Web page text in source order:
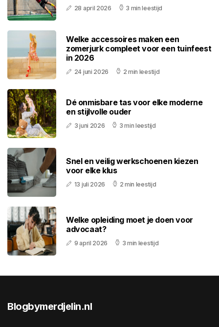
28 april 2026 3 min leestijd
Welke accessoires maken een
zomerjurk compleet voor een tuinfeest
in 2026
24 juni 2026 2 min leestijd
Dé onmisbare tas voor elke moderne
en stijlvolle ouder
3 juni 2026 3 min leestijd
Snel en veilig werkschoenen kiezen
voor elke klus
13 juli 2026 2 min leestijd
Welke opleiding moet je doen voor
advocaat?
9 april 2026 3 min leestijd
Blogbymerdjelin.nl